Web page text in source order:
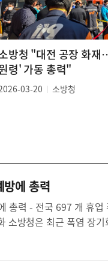
방청 "대전 공장 화
령' 가동 총력"
03-20 소방청
에 총력